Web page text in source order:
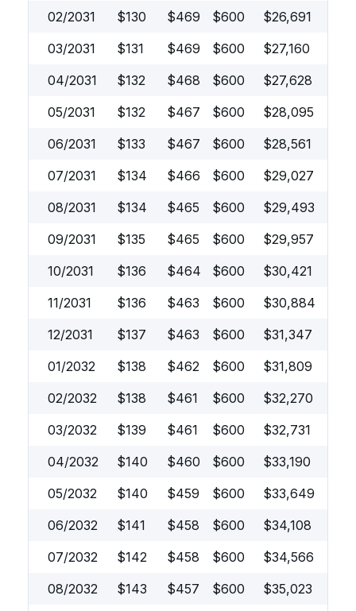
02/2031
$130 $469 $600 $26,691
03/2031
$131 $469 $600 $27,160
04/2031
$132 $468 $600 $27,628
05/2031
$132 $467 $600 $28,095
06/2031
$133 $467 $600 $28,561
07/2031
$134 $466 $600 $29,027
08/2031
$134 $465 $600 $29,493
09/2031
$135 $465 $600 $29,957
10/2031
$136 $464 $600 $30,421
11/2031
$136 $463 $600 $30,884
12/2031
$137 $463 $600 $31,347
01/2032
$138 $462 $600 $31,809
02/2032
$138 $461 $600 $32,270
03/2032
$139 $461 $600 $32,731
04/2032
$140 $460 $600 $33,190
05/2032
$140 $459 $600 $33,649
06/2032
$141 $458 $600 $34,108
07/2032
$142 $458 $600 $34,566
08/2032
$143 $457 $600 $35,023